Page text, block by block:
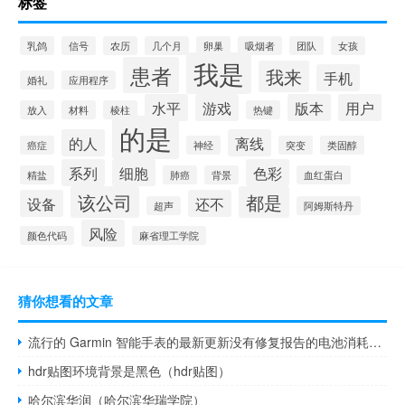
乳鸽 信号 农历 几个月 卵巢 吸烟者 团队 女孩
婚礼 应用程序 患者 我是 我来 手机
放入 材料 棱柱 水平 游戏 热键 版本 用户
癌症 的人 的是 神经 离线 突变 类固醇
精盐 系列 细胞 肺癌 背景 色彩 血红蛋白
设备 该公司 超声 还不 都是 阿姆斯特丹
颜色代码 风险 麻省理工学院
猜你想看的文章
流行的 Garmin 智能手表的最新更新没有修复报告的电池消耗问题
hdr贴图环境背景是黑色（hdr贴图）
哈尔滨华润（哈尔滨华瑞学院）